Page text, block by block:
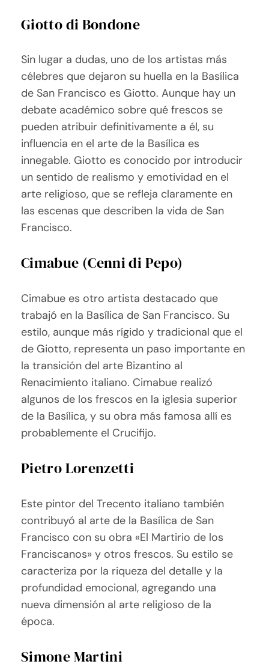
Giotto di Bondone
Sin lugar a dudas, uno de los artistas más
célebres que dejaron su huella en la Basílica
de San Francisco es Giotto. Aunque hay un
debate académico sobre qué frescos se
pueden atribuir definitivamente a él, su
influencia en el arte de la Basílica es
innegable. Giotto es conocido por introducir
un sentido de realismo y emotividad en el
arte religioso, que se refleja claramente en
las escenas que describen la vida de San
Francisco.
Cimabue (Cenni di Pepo)
Cimabue es otro artista destacado que
trabajó en la Basílica de San Francisco. Su
estilo, aunque más rígido y tradicional que el
de Giotto, representa un paso importante en
la transición del arte Bizantino al
Renacimiento italiano. Cimabue realizó
algunos de los frescos en la iglesia superior
de la Basílica, y su obra más famosa allí es
probablemente el Crucifijo.
Pietro Lorenzetti
Este pintor del Trecento italiano también
contribuyó al arte de la Basílica de San
Francisco con su obra «El Martirio de los
Franciscanos» y otros frescos. Su estilo se
caracteriza por la riqueza del detalle y la
profundidad emocional, agregando una
nueva dimensión al arte religioso de la
época.
Simone Martini